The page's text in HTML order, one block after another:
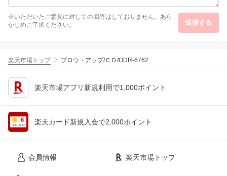
※いただいたご意見に対しての回答はしておりません。あら
かじめご了承ください。
送信する
楽天市場トップ ブロウ・アップ/ＣＤ/ODR-6762
楽天市場アプリ新規利用で1,000ポイント
楽天カード新規入会で2,000ポイント
会員情報 楽天市場トップ